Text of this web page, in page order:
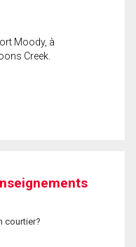
Moody, à
Creek.
courtier?